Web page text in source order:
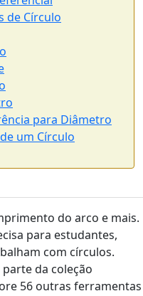
de Círculo
para Diâmetro
um Círculo
do arco e mais.
para estudantes,
com círculos.
da coleção
56 outras ferramentas